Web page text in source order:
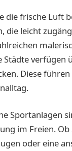
die frische Luft
die leicht
Städte verfügen
Diese
Sportanlagen
im Freien. Ob
oder eine